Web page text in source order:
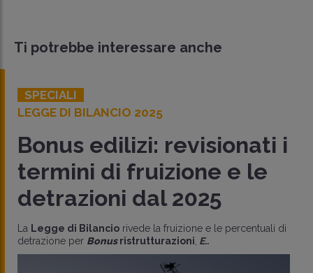
Ti potrebbe interessare anche
SPECIALI
LEGGE DI BILANCIO 2025
Bonus edilizi: revisionati i
termini di fruizione e le
detrazioni dal 2025
La Legge di Bilancio rivede la fruizione e le percentuali di
detrazione per Bonusristrutturazioni E..